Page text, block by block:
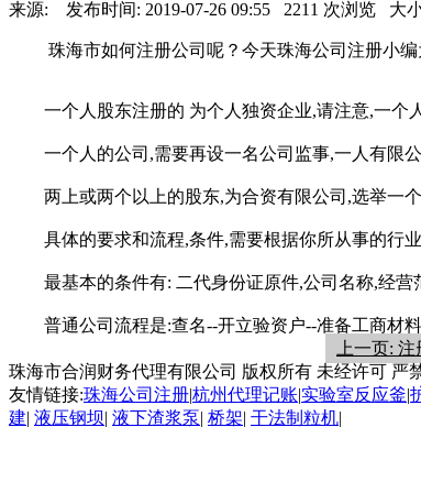
来源: 发布时间: 2019-07-26 09:55 2211 次浏览 大
珠海市如何注册公司呢？今天珠海公司注册小编
一个人股东注册的 为个人独资企业,请注意,一个
一个人的公司,需要再设一名公司监事,一人有限公
两上或两个以上的股东,为合资有限公司,选举一
具体的要求和流程,条件,需要根据你所从事的行业
最基本的条件有: 二代身份证原件,公司名称,经营
普通公司流程是:查名--开立验资户--准备工商材料(
上一页:
珠海市合润财务代理有限公司 版权所有 未经许可 严
友情链接:珠海公司注册|杭州代理记账|实验室反应釜|
建| 液压钢坝| 液下渣浆泵| 桥架| 干法制粒机|